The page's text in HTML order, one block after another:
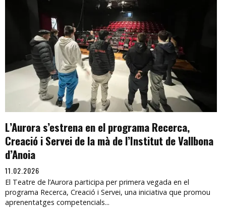
L’Aurora s’estrena en el programa Recerca,
Creació i Servei de la mà de l’Institut de Vallbona
d’Anoia
11.02.2026
El Teatre de l’Aurora participa per primera vegada en el
programa Recerca, Creació i Servei, una iniciativa que promou
aprenentatges competencials...